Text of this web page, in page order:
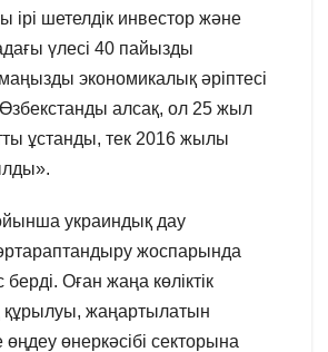
ірі шетелдік инвестор және
үлесі 40 пайызды
экономикалық әріптесі
алсақ, ол 25 жыл
ұстанды, тек 2016 жылы
украиндық дау
жоспарында
берді. Оған жаңа көліктік
құрылуы, жаңартылатын
өнеркәсібі секторына